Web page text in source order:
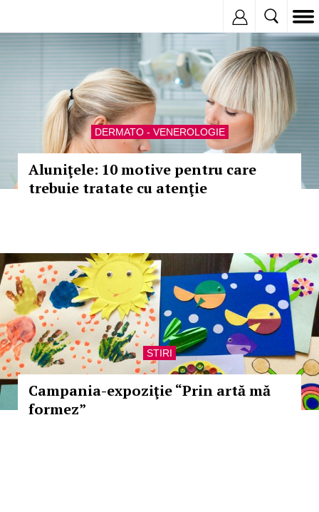
DERMATO - VENEROLOGIE
Aluniţele: 10 motive pentru care
trebuie tratate cu atenţie
STIRI
Campania-expoziţie “Prin artă mă
formez”